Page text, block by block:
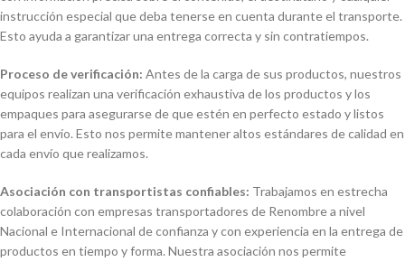
instrucción especial que deba tenerse en cuenta durante el transporte.
Esto ayuda a garantizar una entrega correcta y sin contratiempos.
Proceso de verificación: Antes de la carga de sus productos, nuestros
equipos realizan una verificación exhaustiva de los productos y los
empaques para asegurarse de que estén en perfecto estado y listos
para el envío. Esto nos permite mantener altos estándares de calidad en
cada envío que realizamos.
Asociación con transportistas confiables: Trabajamos en estrecha
colaboración con empresas transportadores de Renombre a nivel
Nacional e Internacional de confianza y con experiencia en la entrega de
productos en tiempo y forma. Nuestra asociación nos permite